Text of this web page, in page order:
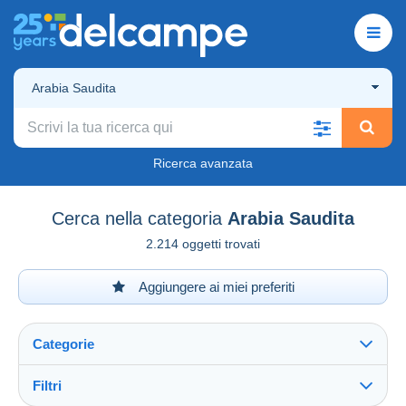
Arabia Saudita
Ricerca avanzata
Cerca nella categoria Arabia Saudita
2.214 oggetti trovati
Aggiungere ai miei preferiti
Categorie
Filtri